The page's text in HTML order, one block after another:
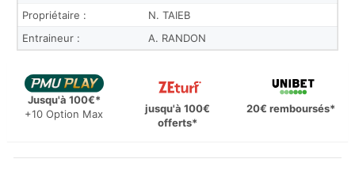
Propriétaire :
N. TAIEB
Entraineur :
A. RANDON
Jusqu'à 100€*
+10 Option Max
jusqu'à 100€
offerts*
20€ remboursés*